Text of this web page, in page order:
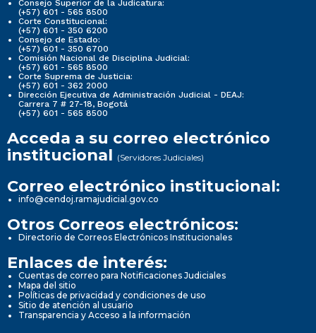
Consejo Superior de la Judicatura:
(+57) 601 - 565 8500
Corte Constitucional:
(+57) 601 - 350 6200
Consejo de Estado:
(+57) 601 - 350 6700
Comisión Nacional de Disciplina Judicial:
(+57) 601 - 565 8500
Corte Suprema de Justicia:
(+57) 601 - 362 2000
Dirección Ejecutiva de Administración Judicial - DEAJ:
Carrera 7 # 27-18, Bogotá
(+57) 601 - 565 8500
Acceda a su correo electrónico
institucional (Servidores Judiciales)
Correo electrónico institucional:
info@cendoj.ramajudicial.gov.co
Otros Correos electrónicos:
Directorio de Correos Electrónicos Institucionales
Enlaces de interés:
Cuentas de correo para Notificaciones Judiciales
Mapa del sitio
Políticas de privacidad y condiciones de uso
Sitio de atención al usuario
Transparencia y Acceso a la información